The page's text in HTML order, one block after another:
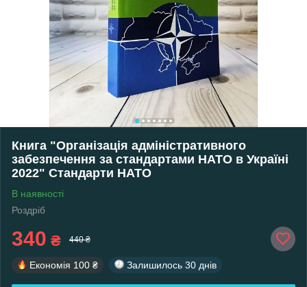
Книга "Організація адміністративного
забезпечення за стандартами НАТО в Україні
2022" Стандарти НАТО
В наявності
Роздріб
340 ₴ 440 ₴
Економія 100 ₴ Залишилось 30 днів